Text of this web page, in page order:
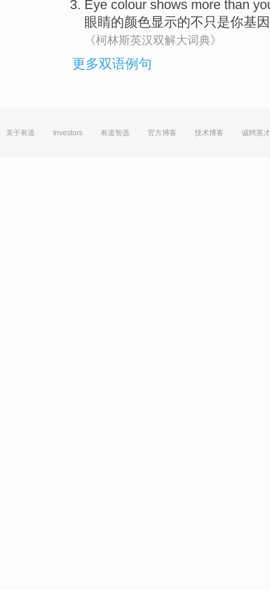
Eye colour shows more than
眼睛的颜色显示的不只是你基因
《柯林斯英汉双解大词典》
更多双语例句
关于有道 Investors 有道智选 官方博客 技术博客 诚聘英才